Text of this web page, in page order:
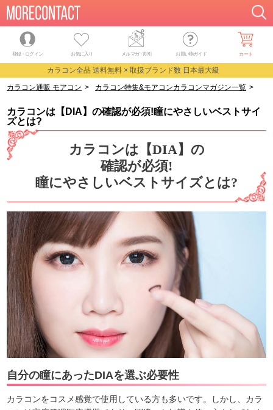
登録・ログイン お気に入り メルマガ・割引 お買い物ガイド カート
カラコン全品 送料無料 × 取扱ブランド数 日本最大級
カラコン通販 モアコン > カラコン特集&モアコンカラコンマガジン一覧 >
カラコンは【DIA】の確認が必須!瞳にやさしいベストサイズとは?
カラコンは【DIA】の確認が必須!瞳にやさしいベストサイ
ズとは?
カラコンは【DIA】の
確認が必須!
瞳にやさしいベストサイズとは?
自分の瞳にあったDIAを選ぶ必要性
カラコンをコスメ感覚で使用している方も多いです。しかし、カラ